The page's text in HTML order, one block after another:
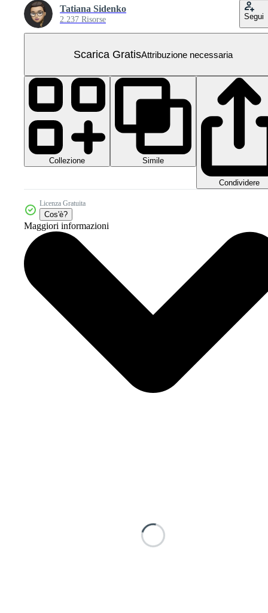
Tatiana Sidenko
2.237 Risorse Segui
Scarica GratisAttribuzione necessaria
Collezione Simile
Condividere
Licenza Gratuita
Cos'è?
Maggiori informazioni